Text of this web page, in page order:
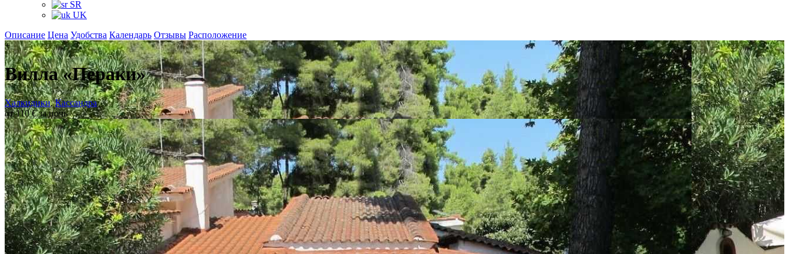
SR
UK
Описание Цена Удобства Календарь Отзывы Расположение
+
Вилла «Пераки»
Халкидики,Кассандра
от 110 € за ночь